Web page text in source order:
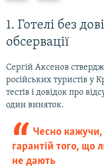
v
o
s
s
l
i
t
l
d
e
1. Готелі без
обсервації
Сергій Аксенов
російських туристів у
тестів і довідок про
один виняток.
Чесно кажучи,
гарантій того, що
не дають